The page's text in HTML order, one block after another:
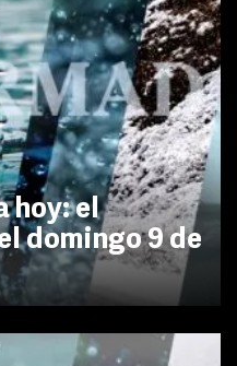
hoy: el
domingo 9 de